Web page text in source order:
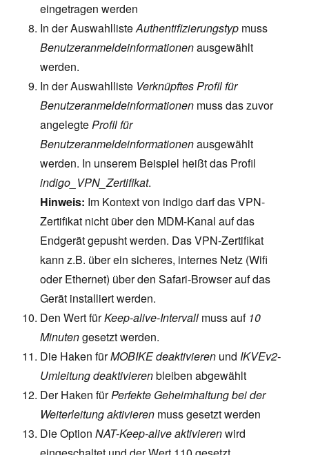
eingetragen werden
In der AuswahllisteAuthentifizierungstyp muss
Benutzeranmeldeinformationenausgewählt
werden.
In der Auswahlliste Verknüpftes Profil für
Benutzeranmeldeinformationen muss das zuvor
angelegteProfil für
Benutzeranmeldeinformationenausgewählt
werden. In unserem Beispiel heißt das Profil
indigo_VPN_Zertifikat.
Hinweis: Im Kontext von indigo darf das VPN-
Zertifikat nicht über den MDM-Kanal auf das
Endgerät gepusht werden. Das VPN-Zertifikat
kann z.B. über ein sicheres, internes Netz (Wifi
oder Ethernet) über den Safari-Browser auf das
Gerät installiert werden.
Den Wert fürKeep-alive-Intervall muss auf 10
Minutengesetzt werden.
Die Haken fürMOBIKE deaktivieren und IKVEv2-
Umleitung deaktivierenbleiben abgewählt
Der Haken fürPerfekte Geheimhaltung bei der
Weiterleitung aktivieren muss gesetzt werden
Die OptionNAT-Keep-alive aktivierenwird